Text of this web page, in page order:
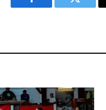
Facebook Twitter